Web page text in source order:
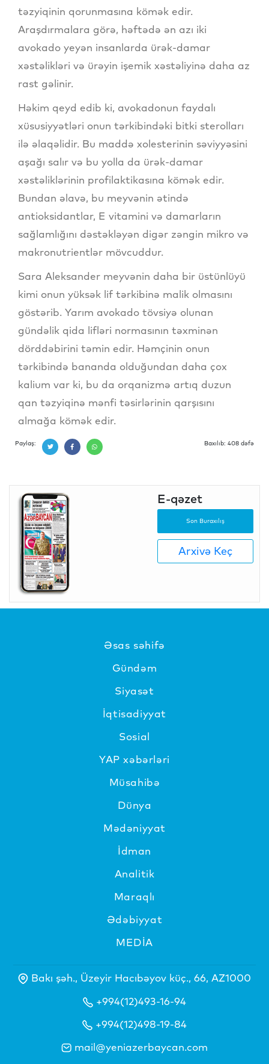
təzyiqinin qorunmasına kömək edir.
Araşdırmalara görə, həftədə ən azı iki
avokado yeyən insanlarda ürək-damar
xəstəlikləri və ürəyin işemik xəstəliyinə daha az
rast gəlinir.
Həkim qeyd edib ki, avokadonun faydalı
xüsusiyyətləri onun tərkibindəki bitki sterolları
ilə əlaqəlidir. Bu maddə xolesterinin səviyyəsini
aşağı salır və bu yolla da ürək-damar
xəstəliklərinin profilaktikasına kömək edir.
Bundan əlavə, bu meyvənin ətində
antioksidantlar, E vitamini və damarların
sağlamlığını dəstəkləyən digər zəngin mikro və
makronutrientlər mövcuddur.
Sara Aleksander meyvənin daha bir üstünlüyü
kimi onun yüksək lif tərkibinə malik olmasını
göstərib. Yarım avokado tövsiyə olunan
gündəlik qida lifləri normasının təxminən
dörddəbirini təmin edir. Həmçinin onun
tərkibində bananda olduğundan daha çox
kalium var ki, bu da orqanizmə artıq duzun
qan təzyiqinə mənfi təsirlərinin qarşısını
almağa kömək edir.
Paylaş: Baxılıb: 408 dəfə
E-qəzet
Son Buraxılış
Arxivə Keç
Əsas səhifə
Gündəm
Siyasət
İqtisadiyyat
Sosial
YAP xəbərləri
Müsahibə
Dünya
Mədəniyyat
İdman
Analitik
Maraqlı
Ədəbiyyat
MEDİA
Bakı şəh., Üzeyir Hacıbəyov küç., 66, AZ1000
+994(12)493-16-94
+994(12)498-19-84
mail@yeniazerbaycan.com